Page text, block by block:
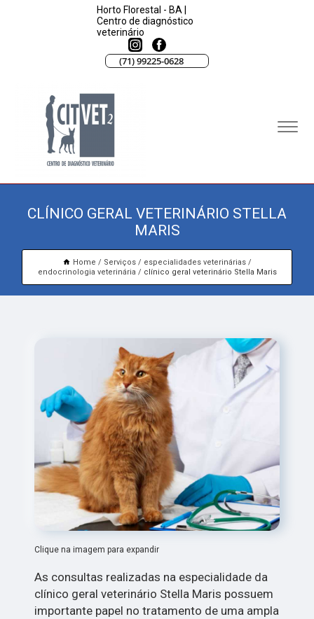
Horto Florestal - BA |
Centro de diagnóstico
veterinário
(71) 99225-0628
CLÍNICO GERAL VETERINÁRIO STELLA
MARIS
Home Serviços
especialidades veterinárias
endocrinologia veterinária
clínico geral veterinário Stella Maris
Clique na imagem para expandir
As consultas realizadas na especialidade da
clínico geral veterinário Stella Maris possuem
importante papel no tratamento de uma ampla